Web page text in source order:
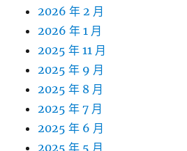
2026 年 2 月
2026 年 1 月
2025 年 11 月
2025 年 9 月
2025 年 8 月
2025 年 7 月
2025 年 6 月
2025 年 5 月